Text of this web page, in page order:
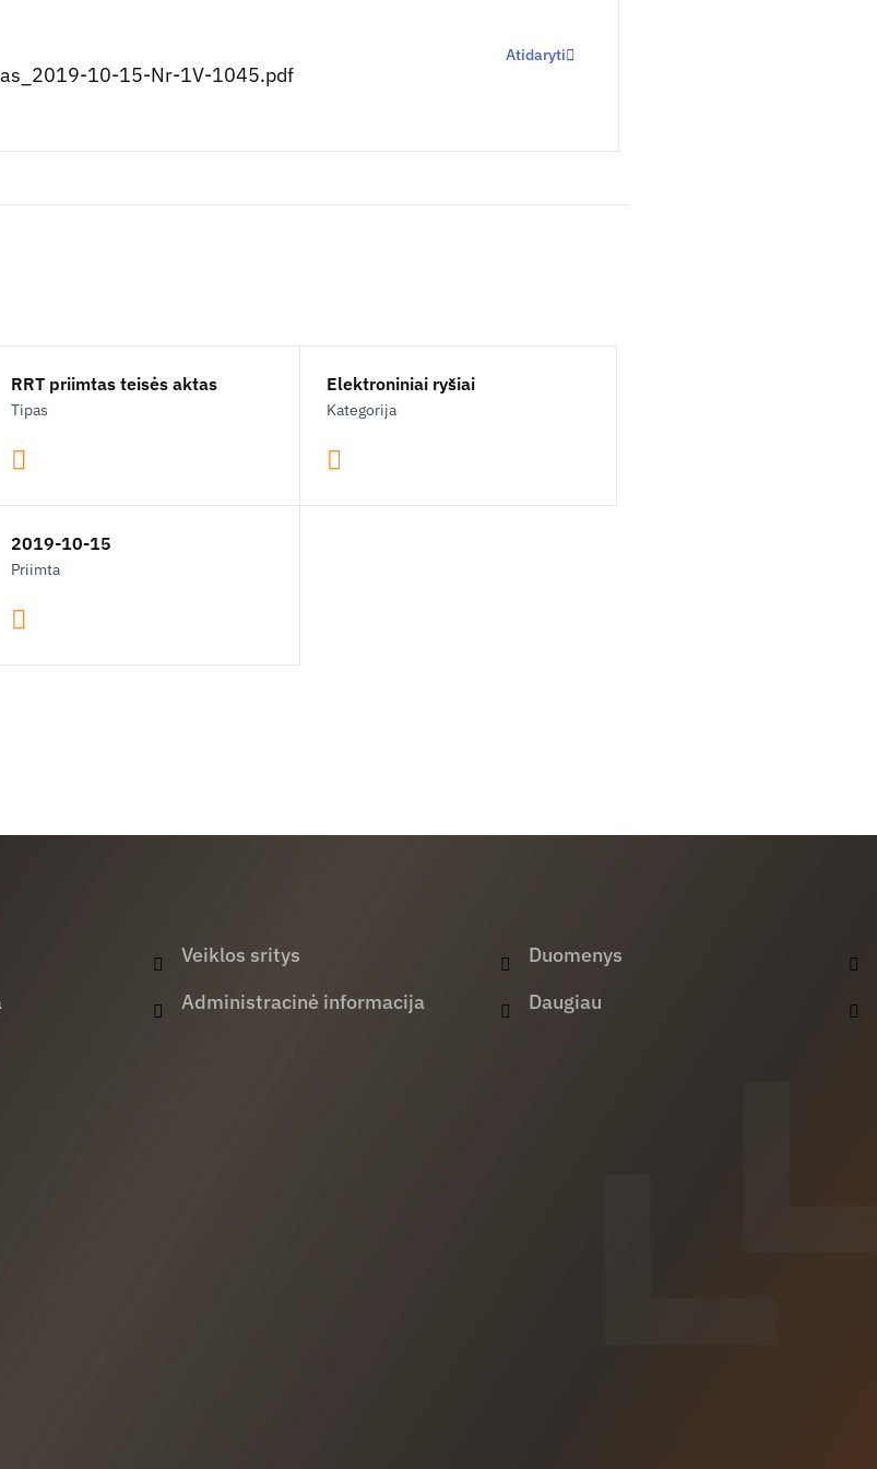
10-15-Nr-1V-1045.pdf
Atidaryti
RRT priimtas teisės aktas
Tipas
Elektroniniai ryšiai
Kategorija
2019-10-15
Priimta
Veiklos sritys
Administracinė informacija
Duomenys
Daugiau